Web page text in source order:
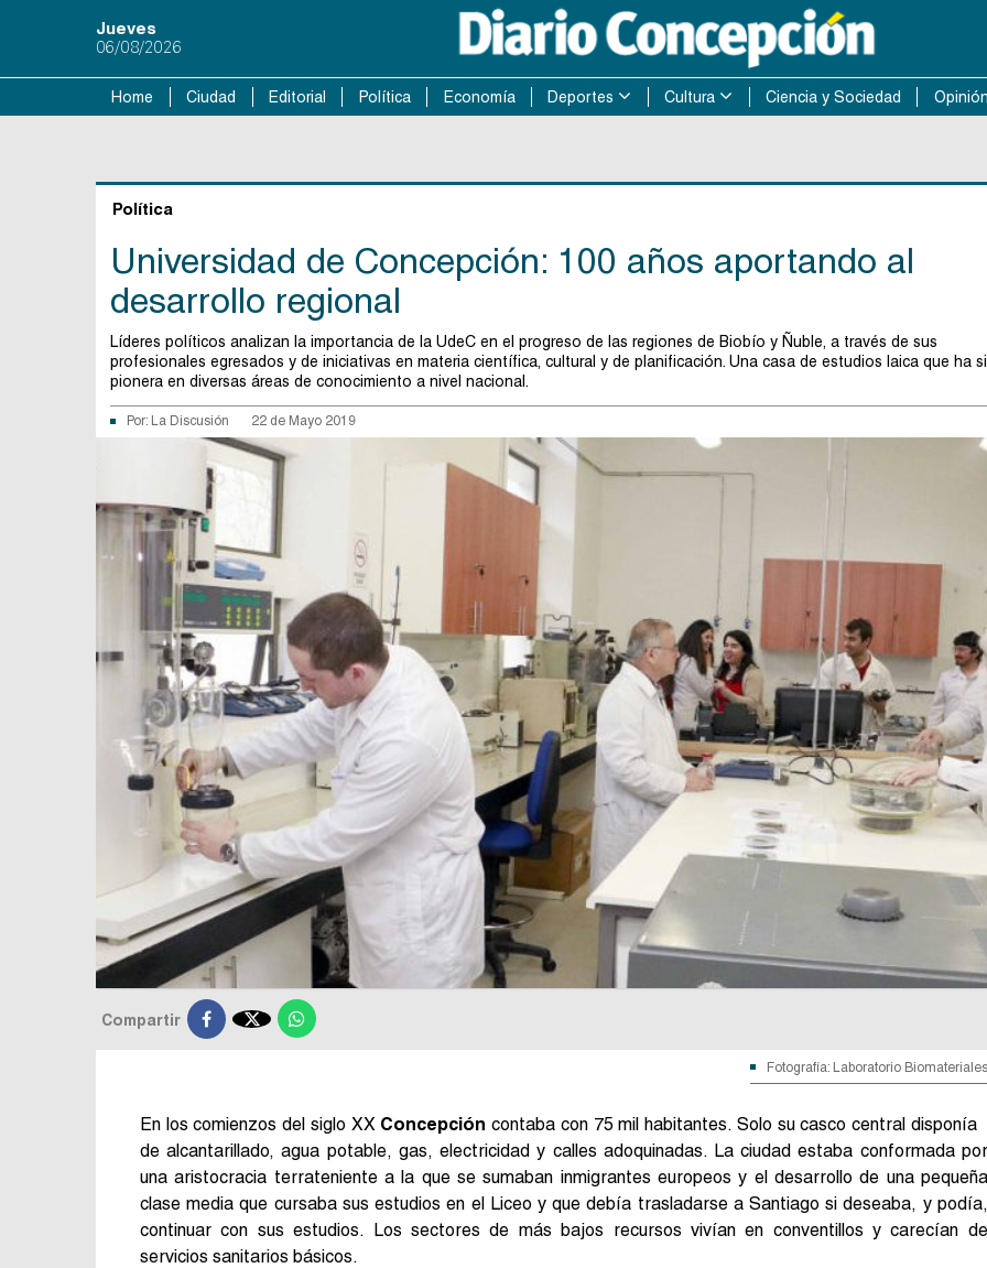
Jueves
06/08/2026
Home Ciudad Editorial Política Economía Deportes Cultura Ciencia y Sociedad Opinión
Política
Universidad de Concepción: 100 años aportando al
desarrollo regional
Líderes políticos analizan la importancia de la UdeC en el progreso de las regiones de Biobío y Ñuble, a través de sus
profesionales egresados y de iniciativas en materia científica, cultural y de planificación. Una casa de estudios laica que ha
pionera en diversas áreas de conocimiento a nivel nacional.
Por: La Discusión 22 de Mayo 2019
Compartir 
Fotografía: Laboratorio Biomateriales
En los comienzos del siglo XX Concepción contaba con 75 mil habitantes. Solo su casco central disponía
de alcantarillado, agua potable, gas, electricidad y calles adoquinadas. La ciudad estaba conformada por
una aristocracia terrateniente a la que se sumaban inmigrantes europeos y el desarrollo de una pequeña
clase media que cursaba sus estudios en el Liceo y que debía trasladarse a Santiago si deseaba, y podía,
continuar con sus estudios. Los sectores de más bajos recursos vivían en conventillos y carecían de
servicios sanitarios básicos.